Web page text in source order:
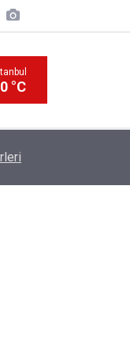
°C
Okulları Belli Oldu!